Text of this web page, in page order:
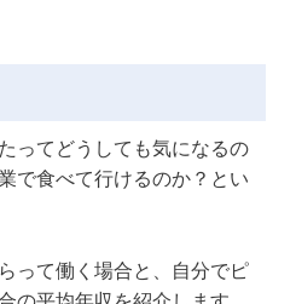
ってどうしても気になるの
で食べて行けるのか？とい
って働く場合と、自分でピ